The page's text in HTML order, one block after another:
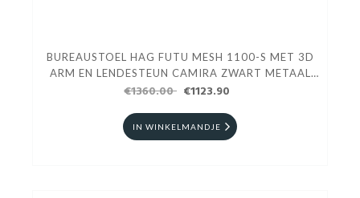
BUREAUSTOEL HAG FUTU MESH 1100-S MET 3D
ARM EN LENDESTEUN CAMIRA ZWART METAAL
ZWART
€1360.00 €1123.90
IN WINKELMANDJE